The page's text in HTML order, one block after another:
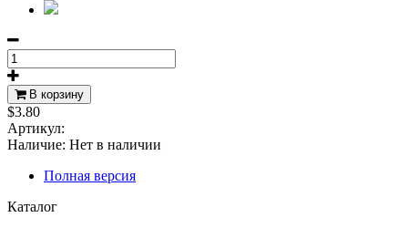
В корзину
$3.80
Артикул:
Наличие: Нет в наличии
Полная версия
Каталог